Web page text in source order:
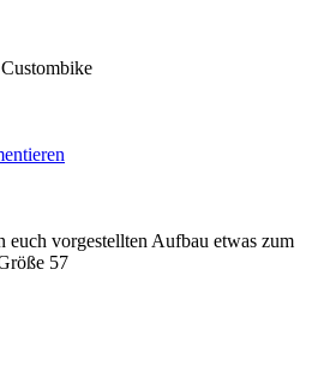
vorgestellten Aufbau etwas zum
57